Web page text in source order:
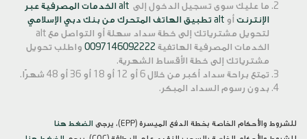
ما عليك سوى تسجيل الدخول إلى
alt الخدمات المصرفية عبر
الإنترنت أو alt تطبيق الهاتف المتحرك من بنك دبي الإسلامي
لتحويل مشترياتك إلى خطة سداد سهلة أو التواصل مع alt
الخدمات المصرفية الهاتفية 0097146092222 واطلب تحويل
مشترياتك إلى خطة الأقساط الشهرية.
تمتع براحة سداد أكبر من خلال 6 أو 12 أو 18 أو 36 أو 48 شهرًا.
بدون رسوم السداد المبكر.
للشروط والأحكام الخاصة بخطة الدفع الميسرة (EPP)، يرجى
الضغط هنا